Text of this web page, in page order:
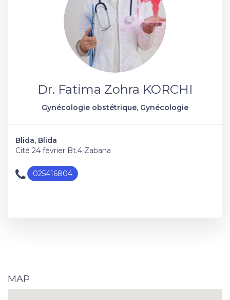
Dr. Fatima Zohra KORCHI
Gynécologie obstétrique, Gynécologie
Blida, Blida
Cité 24 février Bt.4 Zabana
025416804
MAP